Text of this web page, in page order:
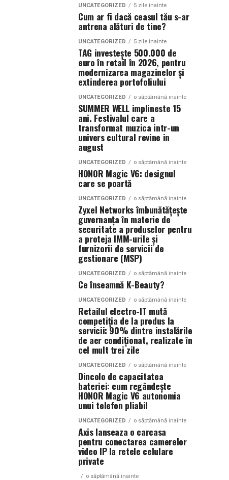
UNCATEGORIZED 5 zile inainte
Cum ar fi dacă ceasul tău s-ar
antrena alături de tine?
UNCATEGORIZED 5 zile inainte
TAG investește 500.000 de
euro în retail în 2026, pentru
modernizarea magazinelor și
extinderea portofoliului
UNCATEGORIZED o săptămână inainte
SUMMER WELL implineste 15
ani. Festivalul care a
transformat muzica intr-un
univers cultural revine in
august
UNCATEGORIZED o săptămână inainte
HONOR Magic V6: designul
care se poartă
UNCATEGORIZED o săptămână inainte
Zyxel Networks îmbunătățește
guvernanța în materie de
securitate a produselor pentru
a proteja IMM-urile și
furnizorii de servicii de
gestionare (MSP)
UNCATEGORIZED o săptămână inainte
Ce înseamnă K-Beauty?
UNCATEGORIZED o săptămână inainte
Retailul electro-IT mută
competiția de la produs la
servicii: 90% dintre instalările
de aer condiționat, realizate în
cel mult trei zile
UNCATEGORIZED o săptămână inainte
Dincolo de capacitatea
bateriei: cum regândește
HONOR Magic V6 autonomia
unui telefon pliabil
UNCATEGORIZED o săptămână inainte
Axis lanseaza o carcasa
pentru conectarea camerelor
video IP la retele celulare
private
o săptămână inainte